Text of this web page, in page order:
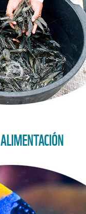
ALIMENTACIÓN